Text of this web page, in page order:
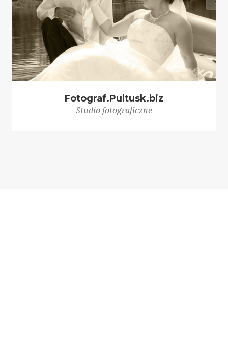
Fotograf.Pultusk.biz
Studio fotograficzne